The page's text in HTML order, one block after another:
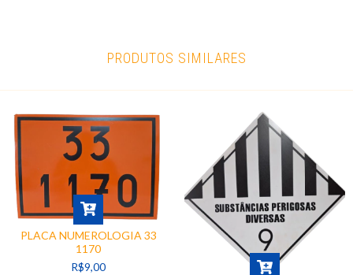
PRODUTOS SIMILARES
PLACA NUMEROLOGIA 33
1170
R$9,00